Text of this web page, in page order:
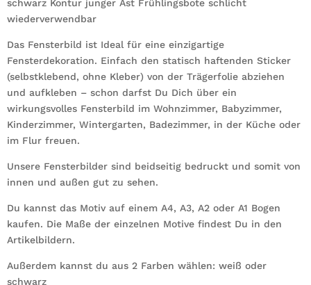
Ast
schlicht
wiederverwendbar
Menge
schwarz Kontur junger Ast Frühlingsbote schlicht
wiederverwendbar
Das Fensterbild ist Ideal für eine einzigartige
Fensterdekoration. Einfach den statisch haftenden Sticker
(selbstklebend, ohne Kleber) von der Trägerfolie abziehen
und aufkleben – schon darfst Du Dich über ein
wirkungsvolles Fensterbild im Wohnzimmer, Babyzimmer,
Kinderzimmer, Wintergarten, Badezimmer, in der Küche oder
im Flur freuen.
Unsere Fensterbilder sind beidseitig bedruckt und somit von
innen und außen gut zu sehen.
Du kannst das Motiv auf einem A4, A3, A2 oder A1 Bogen
kaufen. Die Maße der einzelnen Motive findest Du in den
Artikelbildern.
Außerdem kannst du aus 2 Farben wählen: weiß oder
schwarz